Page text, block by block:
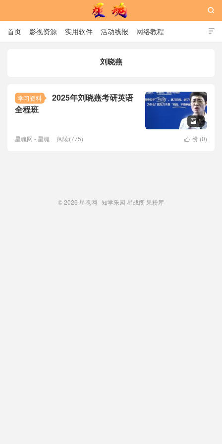

首页 影视资源 实用软件 活动线报 网络教程

刘晓燕
学习资料
2025年刘晓燕考研英语
全程班
 1
 赞 (0)
星魂网 - 星魂 阅读(775)
© 2026 星魂网 知学乐园 星战阁 果粉库